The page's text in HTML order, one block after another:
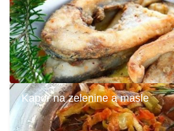
Kapor na zelenine a masle